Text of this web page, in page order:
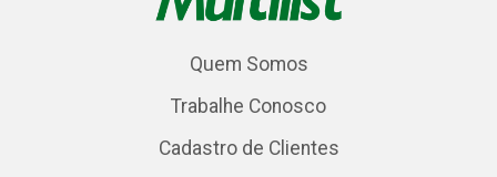
Quem Somos
Trabalhe Conosco
Cadastro de Clientes